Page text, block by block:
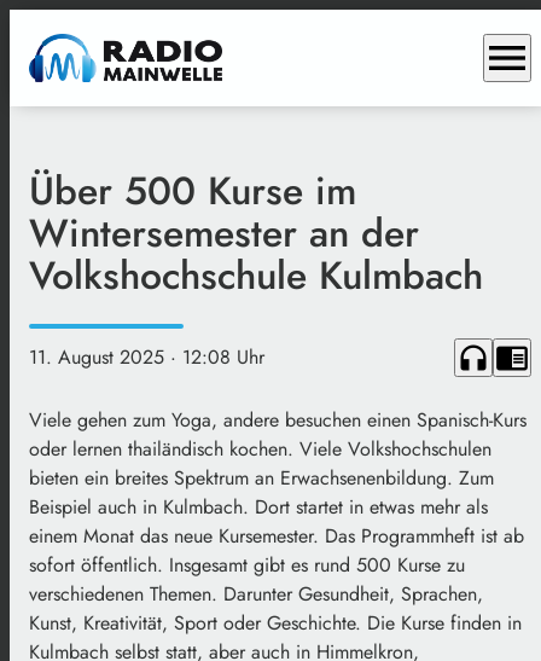
menu
Über 500 Kurse im
Wintersemester an der
Volkshochschule Kulmbach
11. August 2025 · 12:08 Uhr headphones chrome_reader_mode
Viele gehen zum Yoga, andere besuchen einen Spanisch-Kurs
oder lernen thailändisch kochen. Viele Volkshochschulen
bieten ein breites Spektrum an Erwachsenenbildung. Zum
Beispiel auch in Kulmbach. Dort startet in etwas mehr als
einem Monat das neue Kursemester. Das Programmheft ist ab
sofort öffentlich. Insgesamt gibt es rund 500 Kurse zu
verschiedenen Themen. Darunter Gesundheit, Sprachen,
Kunst, Kreativität, Sport oder Geschichte. Die Kurse finden in
Kulmbach selbst statt, aber auch in Himmelkron,